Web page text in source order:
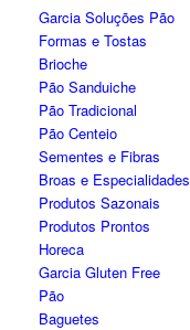
Garcia Soluções Pão
Formas e Tostas
Brioche
Pão Sanduiche
Pão Tradicional
Pão Centeio
Sementes e Fibras
Broas e Especialidades
Produtos Sazonais
Produtos Prontos
Horeca
Garcia Gluten Free
Pão
Baguetes